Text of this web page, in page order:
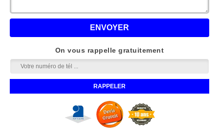
On vous rappelle gratuitement